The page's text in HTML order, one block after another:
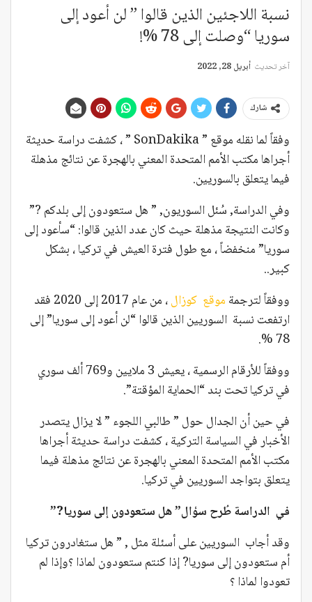
نسبة اللاجئين الذين قالوا ” لن أعود إلى
سوريا “وصلت إلى 78 %!
آخر تحديث أبريل 28, 2022
شارك
وفقاً لما نقله موقع ” SonDakika ” ، كشفت دراسة حديثة
أجراها مكتب الأمم المتحدة المعني بالهجرة عن نتائج مذهلة
فيما يتعلق بالسوريين.
وفي الدراسة, سُئل السوريون, ” هل ستعودون إلى بلدكم ?”
وكانت النتيجة مذهلة حيث كان عدد الذين قالوا: “سأعود إلى
سوريا” منخفضاً ، مع طول فترة العيش في تركيا ، بشكل
كبير..
ووفقاً لترجمة موقع كوزال
، من عام 2017 إلى 2020 فقد
ارتفعت نسبة السوريين الذين قالوا “لن أعود إلى سوريا” إلى
78 %.
ووفقاً للأرقام الرسمية ، يعيش 3 ملايين و769 ألف سوري
في تركيا تحت بند “الحماية المؤقتة”.
في حين أن الجدال حول ” طالبي اللجوء ” لا يزال يتصدر
الأخبار في السياسة التركية ، كشفت دراسة حديثة أجراها
مكتب الأمم المتحدة المعني بالهجرة عن نتائج مذهلة فيما
يتعلق بتواجد السوريين في تركيا.
في الدراسة طُرح سؤال” هل ستعودون إلى سوريا?”
وقد أجاب السوريين على أسئلة مثل , ” هل ستغادرون تركيا
أم ستعودون إلى سوريا? إذا كنتم ستعودون لماذا ؟وإذا لم
تعودوا لماذا ؟